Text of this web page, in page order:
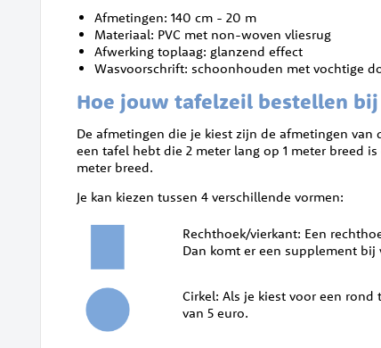
Afmetingen: 140 cm - 20 m
Materiaal: PVC met non-woven vliesrug
Afwerking toplaag: glanzend effect
Wasvoorschrift: schoonhouden met vochtige
Hoe jouw tafelzeil bestellen
De afmetingen die je kiest zijn de afmetingen
een tafel hebt die 2 meter lang op 1 meter breed
meter breed.
Je kan kiezen tussen 4 verschillende vormen:
Rechthoek/vierkant: Een
Dan komt er een supplement bij
Cirkel: Als je kiest voor een
van 5 euro.